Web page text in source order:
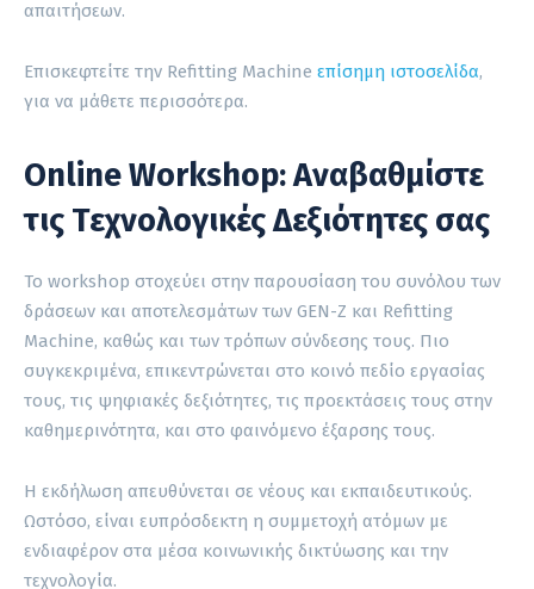
απαιτήσεων.
Επισκεφτείτε την Refitting Machine επίσημη ιστοσελίδα,
για να μάθετε περισσότερα.
Online Workshop: Αναβαθμίστε
τις Τεχνολογικές Δεξιότητες σας
Το workshop στοχεύει στην παρουσίαση του συνόλου των
δράσεων και αποτελεσμάτων των GEN-Z και Refitting
Machine, καθώς και των τρόπων σύνδεσης τους. Πιο
συγκεκριμένα, επικεντρώνεται στο κοινό πεδίο εργασίας
τους, τις ψηφιακές δεξιότητες, τις προεκτάσεις τους στην
καθημερινότητα, και στο φαινόμενο έξαρσης τους.
Η εκδήλωση απευθύνεται σε νέους και εκπαιδευτικούς.
Ωστόσο, είναι ευπρόσδεκτη η συμμετοχή ατόμων με
ενδιαφέρον στα μέσα κοινωνικής δικτύωσης και την
τεχνολογία.